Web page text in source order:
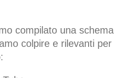
compilato una schema
colpire e rilevanti per
: